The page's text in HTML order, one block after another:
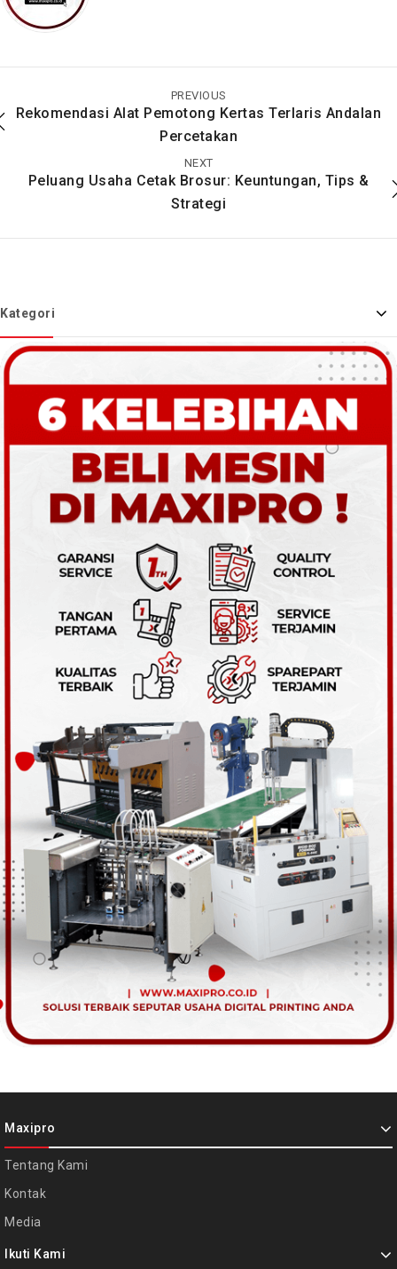
Desain, dan Tips
Membuat Label yang
PREVIOUS
Rekomendasi Alat Pemotong Kertas Terlaris Andalan
Percetakan
NEXT
Peluang Usaha Cetak Brosur: Keuntungan, Tips &
Strategi
Kategori
Maxipro
Tentang Kami
Kontak
Media
Ikuti Kami